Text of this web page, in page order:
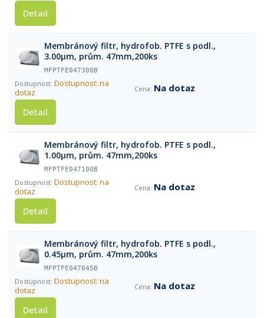
Detail
Membránový filtr, hydrofob. PTFE s podl.,
3.00µm, prům. 47mm,200ks
MFPTFE047300B
Dostupnost: na
dotaz
Na dotaz
Detail
Membránový filtr, hydrofob. PTFE s podl.,
1.00µm, prům. 47mm,200ks
MFPTFE047100B
Dostupnost: na
dotaz
Na dotaz
Detail
Membránový filtr, hydrofob. PTFE s podl.,
0.45µm, prům. 47mm,200ks
MFPTFE047045B
Dostupnost: na
dotaz
Na dotaz
Detail